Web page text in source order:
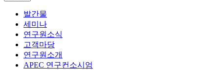
발간물
세미나
연구원소식
고객마당
연구원소개
APEC 연구컨소시엄